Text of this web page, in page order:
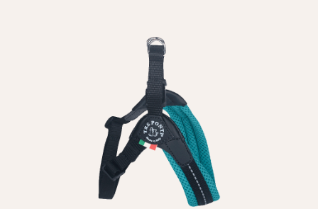
АКЦИИ
О КОМПАНИИ
БЛОГ
Оплата и доставка
Программа лояльности
Оптовым клиентам